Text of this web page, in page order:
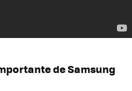
de Samsung